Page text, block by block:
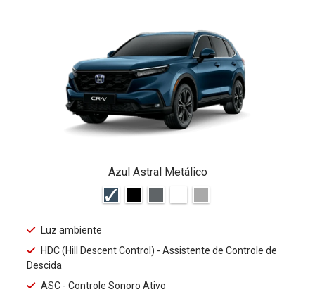
Azul Astral Metálico
Luz ambiente
HDC (Hill Descent Control) - Assistente de Controle de
Descida
ASC - Controle Sonoro Ativo